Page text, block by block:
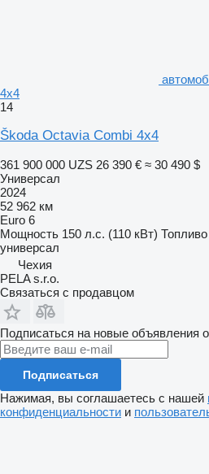
4x4
14
Škoda Octavia Combi 4x4
361 900 000 UZS 26 390 € ≈ 30 490 $
Универсал
2024
52 962 км
Euro 6
Мощность 150 л.с. (110 кВт) Топливо
универсал
Чехия
PELA s.r.o.
Связаться с продавцом
Подписаться на новые объявления
Подписаться
Нажимая, вы соглашаетесь с нашей
конфиденциальности и